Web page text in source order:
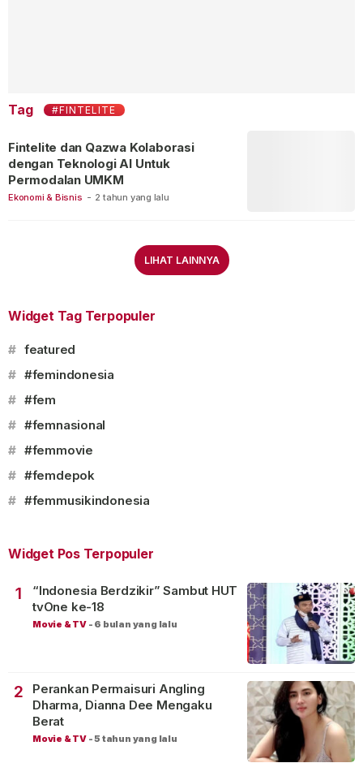
Tag #FINTELITE
Ekonomi & Bisnis - 2 tahun yang lalu
Fintelite dan Qazwa Kolaborasi
dengan Teknologi AI Untuk
Permodalan UMKM
LIHAT LAINNYA
Widget Tag Terpopuler
# featured
# #femindonesia
# #fem
# #femnasional
# #femmovie
# #femdepok
# #femmusikindonesia
Widget Pos Terpopuler
1
“Indonesia Berdzikir” Sambut HUT
tvOne ke-18
Movie & TV - 6 bulan yang lalu
2
Perankan Permaisuri Angling
Dharma, Dianna Dee Mengaku
Berat
Movie & TV -5 tahun yang lalu